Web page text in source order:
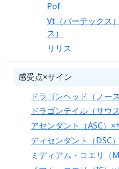
Pof
Vt（バーテックス
ス）
リリス
感受点×サイン
ドラゴンヘッド（ノー
ドラゴンテイル（サウ
アセンダント（ASC）
ディセンダント（DSC
ミディアム・コエリ（